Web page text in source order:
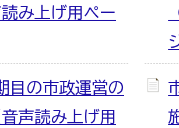
読み上げ用ペー
目の市政運営の
声読み上げ用